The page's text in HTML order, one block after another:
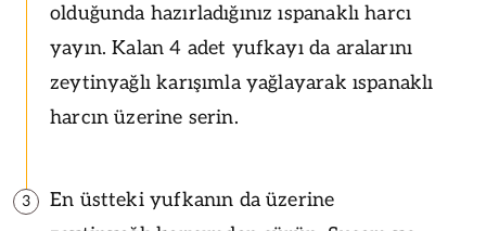
olduğunda hazırladığınız ıspanaklı harcı
yayın. Kalan 4 adet yufkayı da aralarını
zeytinyağlı karışımla yağlayarak ıspanaklı
harcın üzerine serin.
3
En üstteki yufkanın da üzerine